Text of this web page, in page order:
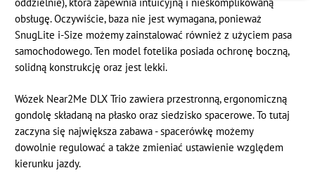
obsługę. Oczywiście, baza nie jest wymagana, ponieważ
SnugLite i-Size możemy zainstalować również z użyciem pasa
samochodowego. Ten model fotelika posiada ochronę boczną,
solidną konstrukcję oraz jest lekki.
Wózek Near2Me DLX Trio zawiera przestronną, ergonomiczną
gondolę składaną na płasko oraz siedzisko spacerowe. To tutaj
zaczyna się największa zabawa - spacerówkę możemy
dowolnie regulować a także zmieniać ustawienie względem
kierunku jazdy.